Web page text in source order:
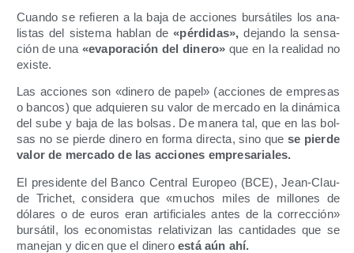
Cuan­do se refie­ren a la baja de accio­nes bur­sá­ti­les los ana­
lis­tas del sis­te­ma hablan de«pér­di­das», dejan­do la sen­sa­
ción de una «eva­po­ra­ción del dine­ro»que en la reali­dad no
existe.
Las accio­nes son «dine­ro de papel» (accio­nes de empre­sas
o ban­cos) que adquie­ren su valor de mer­ca­do en la diná­mi­ca
del sube y baja de las bol­sas. De mane­ra tal, que en las bol­
sas no se pier­de dine­ro en for­ma direc­ta, sino que se pier­de
valor de mer­ca­do de las accio­nes empresariales.
El pre­si­den­te del Ban­co Cen­tral Euro­peo (BCE), Jean-Clau­
de Tri­chet, con­si­de­ra que «muchos miles de millo­nes de
dóla­res o de euros eran arti­fi­cia­les antes de la correc­ción»
bur­sá­til, los eco­no­mis­tas rela­ti­vi­zan las can­ti­da­des que se
mane­jan y dicen que el dine­ro está aún ahí.